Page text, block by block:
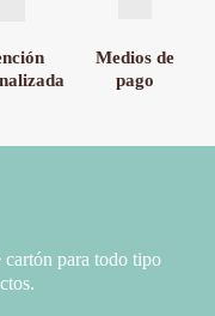
Medios de
pago
cartón para todo tipo